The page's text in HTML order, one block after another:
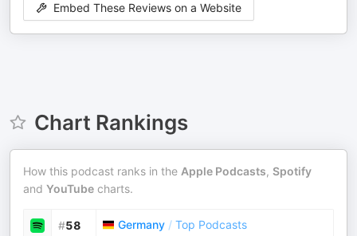
Embed These Reviews on a Website
Chart Rankings
How this podcast ranks in the Apple Podcasts, Spotify
and YouTube charts.
#58 Germany / Top Podcasts